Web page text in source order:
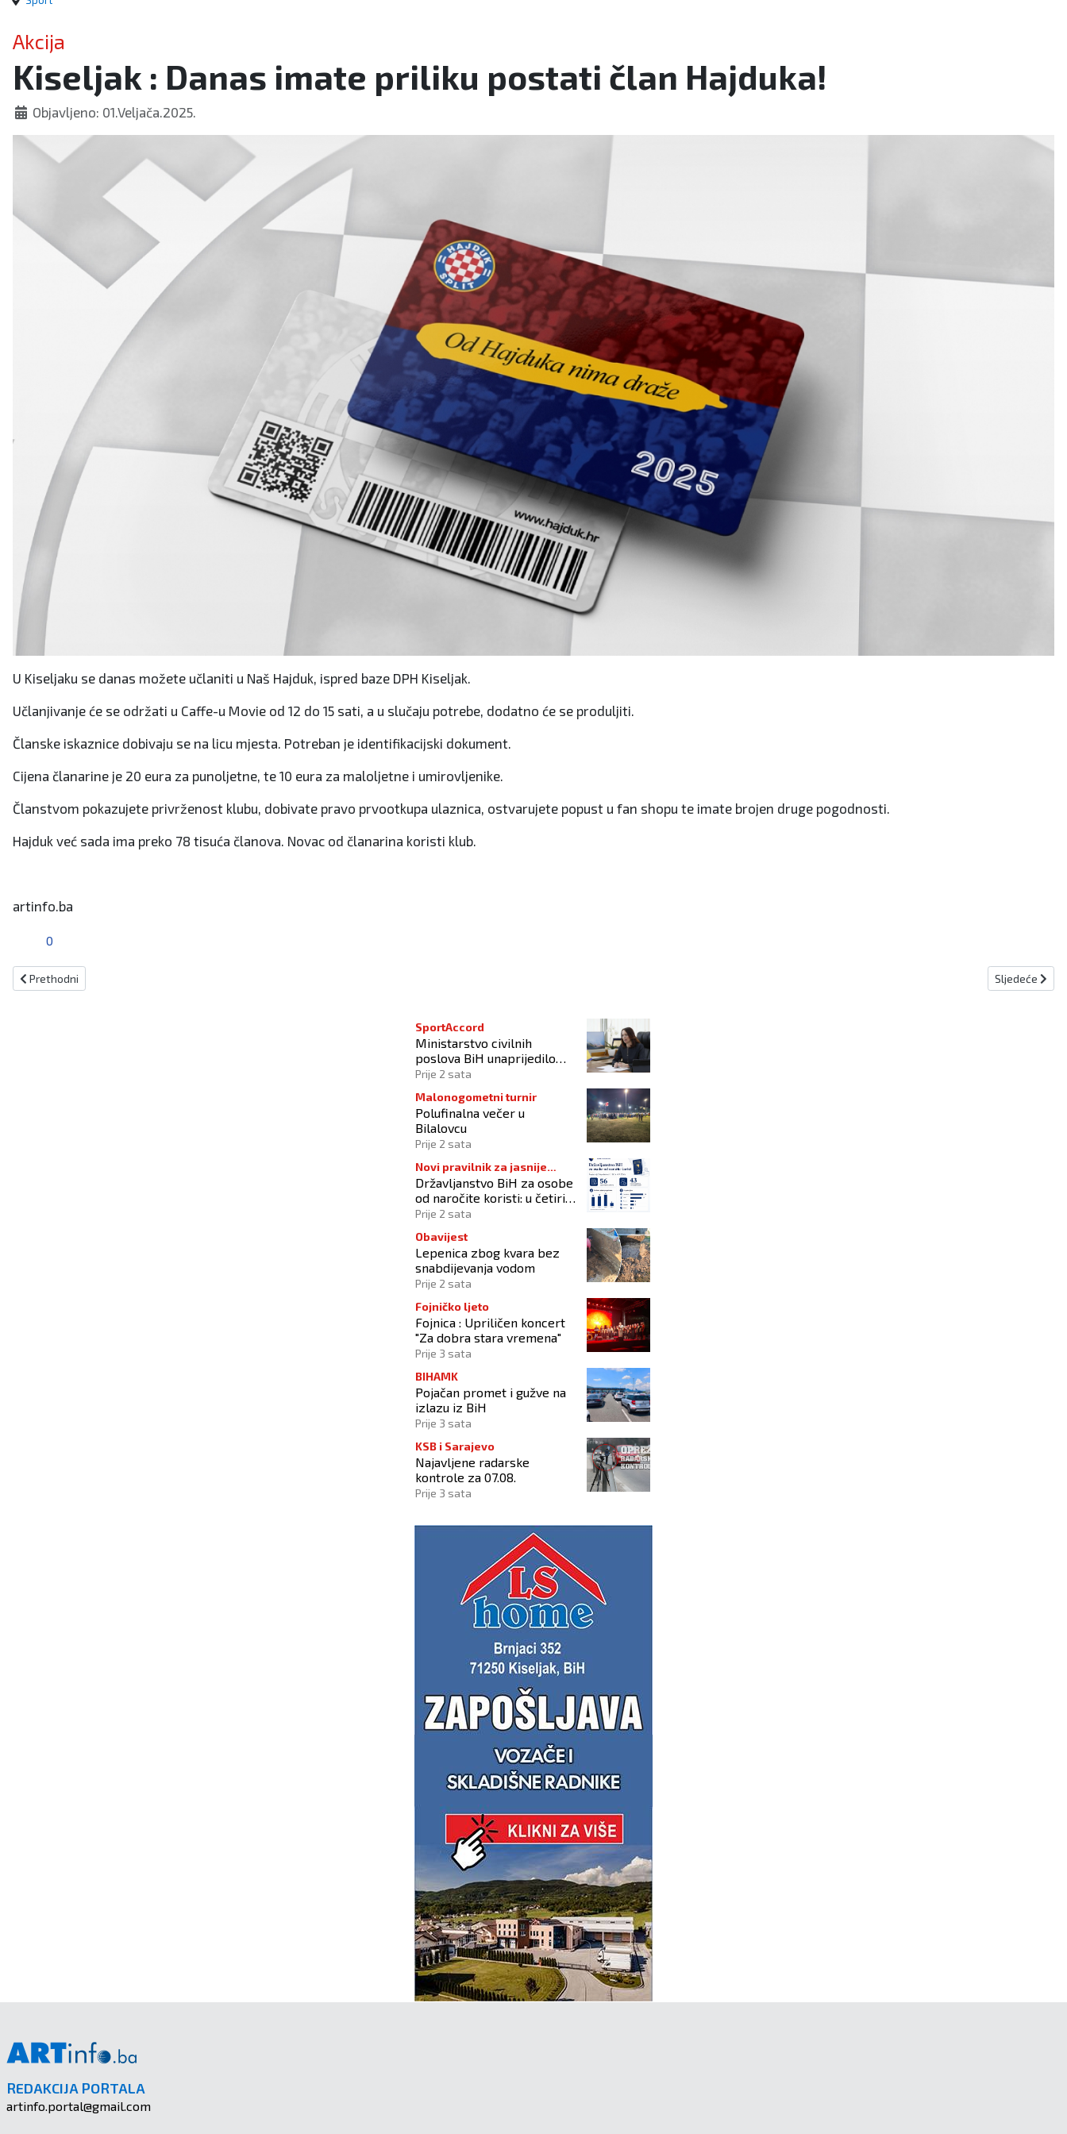
Akcija
Kiseljak : Danas imate priliku postati član Hajduka!
Objavljeno: 01.Veljača.2025.
U Kiseljaku se danas možete učlaniti u Naš Hajduk, ispred baze DPH Kiseljak.
Učlanjivanje će se održati u Caffe-u Movie od 12 do 15 sati, a u slučaju potrebe, dodatno će se produljiti.
Članske iskaznice dobivaju se na licu mjesta. Potreban je identifikacijski dokument.
Cijena članarine je 20 eura za punoljetne, te 10 eura za maloljetne i umirovljenike.
Članstvom pokazujete privrženost klubu, dobivate pravo prvootkupa ulaznica, ostvarujete popust u fan shopu te imate brojen druge pogodnosti.
Hajduk već sada ima preko 78 tisuća članova. Novac od članarina koristi klub.
artinfo.ba
0
Prethodni članak: GROMILJAK Počeo memorijalni turnir "Sjećanje na Mirka Barbića"
Prethodni Sljedeći
Sljedeće
SportAccord
Ministarstvo civilnih
poslova BiH unaprijedilo
sustav registracije sportskih
Prije 2 sata
Malonogometni turnir
Polufinalna večer u
Bilalovcu
Prije 2 sata
Novi pravilnik za jasnije
procedure
Državljanstvo BiH za osobe
od naročite koristi: u četiri
godine odobrena 43
Prije 2 sata
Obavijest
Lepenica zbog kvara bez
snabdijevanja vodom
Prije 2 sata
Fojničko ljeto
Fojnica : Upriličen koncert
"Za dobra stara vremena"
Prije 3 sata
BIHAMK
Pojačan promet i gužve na
izlazu iz BiH
Prije 3 sata
KSB i Sarajevo
Najavljene radarske
kontrole za 07.08.
Prije 3 sata
REDAKCIJA PORTALA
artinfo.portal@gmail.com